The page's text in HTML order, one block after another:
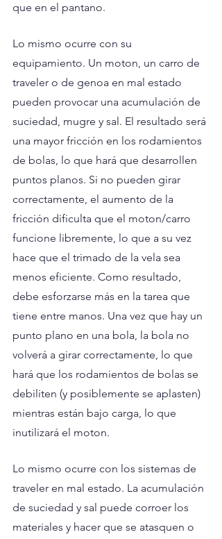
que en el pantano.
Lo mismo ocurre con su
equipamiento. Un moton, un carro de
traveler o de genoa en mal estado
pueden provocar una acumulación de
suciedad, mugre y sal. El resultado será
una mayor fricción en los rodamientos
de bolas, lo que hará que desarrollen
puntos planos. Si no pueden girar
correctamente, el aumento de la
fricción dificulta que el moton/carro
funcione libremente, lo que a su vez
hace que el trimado de la vela sea
menos eficiente. Como resultado,
debe esforzarse más en la tarea que
tiene entre manos. Una vez que hay un
punto plano en una bola, la bola no
volverá a girar correctamente, lo que
hará que los rodamientos de bolas se
debiliten (y posiblemente se aplasten)
mientras están bajo carga, lo que
inutilizará el moton.
Lo mismo ocurre con los sistemas de
traveler en mal estado. La acumulación
de suciedad y sal puede corroer los
materiales y hacer que se atasquen o